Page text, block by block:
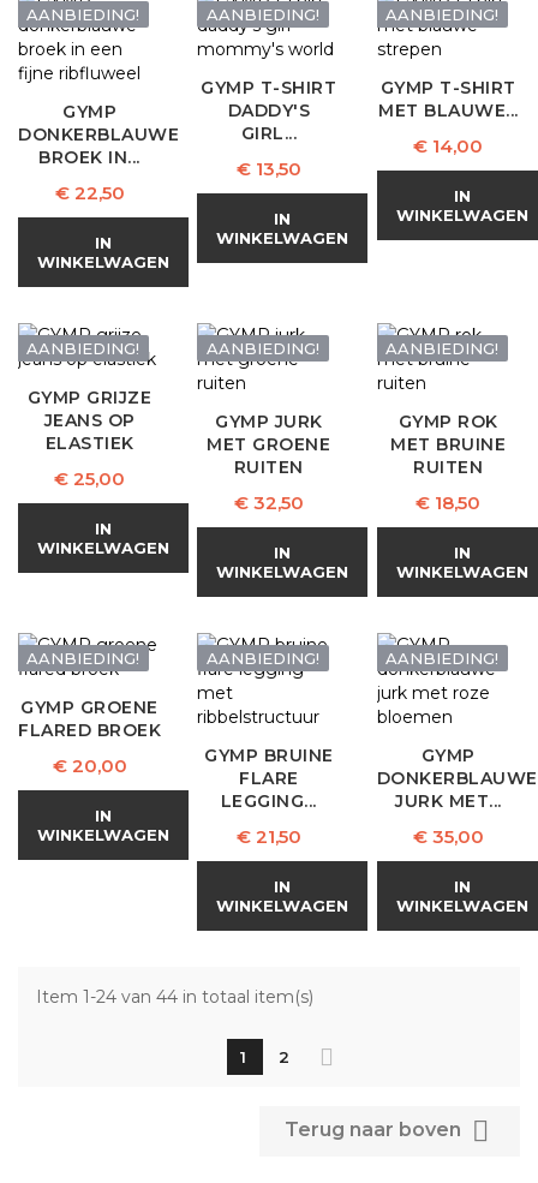
AANBIEDING!
GYMP
DONKERBLAUWE
BROEK IN...
Prijs
€ 22,50
IN
WINKELWAGEN
AANBIEDING!
GYMP T-SHIRT
DADDY'S
GIRL...
Prijs
€ 13,50
IN
WINKELWAGEN
AANBIEDING!
GYMP T-SHIRT
MET BLAUWE...
Prijs
€ 14,00
IN
WINKELWAGEN
AANBIEDING!
GYMP GRIJZE
JEANS OP
ELASTIEK
Prijs
€ 25,00
IN
WINKELWAGEN
AANBIEDING!
GYMP JURK
MET GROENE
RUITEN
Prijs
€ 32,50
IN
WINKELWAGEN
AANBIEDING!
GYMP ROK
MET BRUINE
RUITEN
Prijs
€ 18,50
IN
WINKELWAGEN
AANBIEDING!
GYMP GROENE
FLARED BROEK
Prijs
€ 20,00
IN
WINKELWAGEN
AANBIEDING!
GYMP BRUINE
FLARE
LEGGING...
Prijs
€ 21,50
IN
WINKELWAGEN
AANBIEDING!
GYMP
DONKERBLAUWE
JURK MET...
Prijs
€ 35,00
IN
WINKELWAGEN
Item 1-24 van 44 in totaal item(s)
1 2
Terug naar boven 